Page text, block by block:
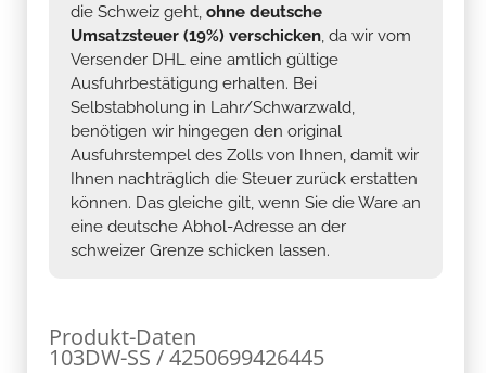
die Schweiz geht, ohne deutsche
Umsatzsteuer (19%) verschicken, da wir vom
Versender DHL eine amtlich gültige
Ausfuhrbestätigung erhalten. Bei
Selbstabholung in Lahr/Schwarzwald,
benötigen wir hingegen den original
Ausfuhrstempel des Zolls von Ihnen, damit wir
Ihnen nachträglich die Steuer zurück erstatten
können. Das gleiche gilt, wenn Sie die Ware an
eine deutsche Abhol-Adresse an der
schweizer Grenze schicken lassen.
Produkt-Daten
103DW-SS / 4250699426445